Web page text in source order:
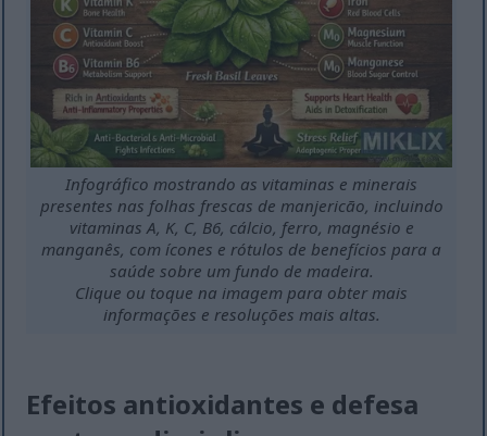
Infográfico mostrando as vitaminas e minerais
presentes nas folhas frescas de manjericão, incluindo
vitaminas A, K, C, B6, cálcio, ferro, magnésio e
manganês, com ícones e rótulos de benefícios para a
saúde sobre um fundo de madeira.
Clique ou toque na imagem para obter mais
informações e resoluções mais altas.
Efeitos antioxidantes e defesa